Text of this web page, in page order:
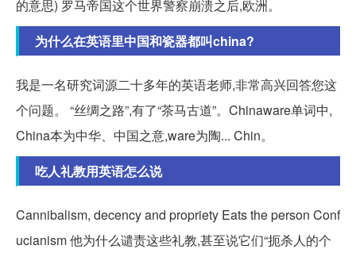
的意思) 罗马帝国这个世界警察崩溃之后,欧洲。
为什么在英语里中国和瓷器都叫china?
我是一名研究词源二十多年的英语老师,非常高兴回答您这
个问题。 “丝绸之路”,有了“茶马古道”。Chinaware单词中,
China本为中华、中国之意,ware为陶... Chin。
吃人礼教用英语怎么说
Cannibalism, decency and propriety Eats the person Conf
ucianism 他为什么谴责这些礼教,甚至说它们“扼杀人的个